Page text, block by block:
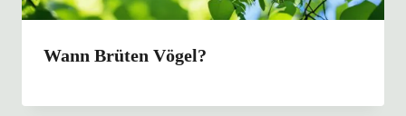
Wann Brüten Vögel?